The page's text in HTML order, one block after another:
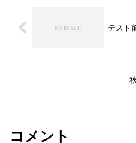
テスト
コメント